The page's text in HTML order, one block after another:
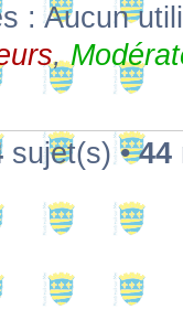
: Aucun
,
sujet(s) •44